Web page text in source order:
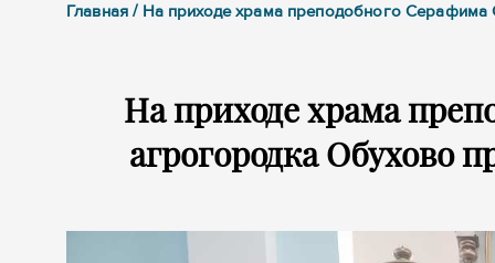
Главная / На приходе храма преподобного
На приходе храма
агрогородка Обухово